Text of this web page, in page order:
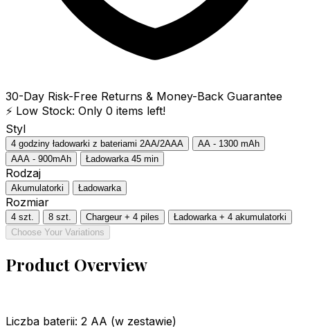
30-Day Risk-Free Returns & Money-Back Guarantee
⚡ Low Stock: Only 0 items left!
Styl
4 godziny ładowarki z bateriami 2AA/2AAA
AA - 1300 mAh
AAA - 900mAh
Ładowarka 45 min
Rodzaj
Akumulatorki Ładowarka
Rozmiar
4 szt. 8 szt. Chargeur + 4 piles
Ładowarka + 4 akumulatorki
Choose Your Variations
Product Overview
Liczba baterii: 2 AA (w zestawie)